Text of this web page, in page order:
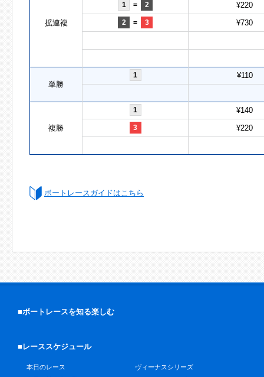
拡連複
1 = 2 ¥220
2 = 3 ¥730
単勝
1 ¥110
複勝
1 ¥140
3 ¥220
ボートレースガイドはこちら
■ボートレースを知る楽しむ
■レーススケジュール
本日のレース
ヴィーナスシリーズ